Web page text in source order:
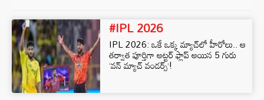
#IPL 2026
IPL 2026: ఒకే ఒక్క మ్యాచ్‌లో హీరోలు.. ఆ
తర్వాత పూర్తిగా అట్టర్ ఫ్లాప్ అయిన 5 గురు
‘వన్ మ్యాచ్ వండర్స్’!